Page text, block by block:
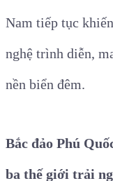
Nam tiếp tục
nghệ trình diễn,
nền biển đêm.
Bắc đảo Phú
ba thế giới trải